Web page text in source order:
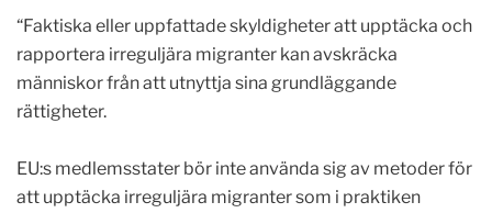
“Faktiska eller uppfattade skyldigheter att upptäcka och
rapportera irreguljära migranter kan avskräcka
människor från att utnyttja sina grundläggande
rättigheter.
EU:s medlemsstater bör inte använda sig av metoder för
att upptäcka irreguljära migranter som i praktiken